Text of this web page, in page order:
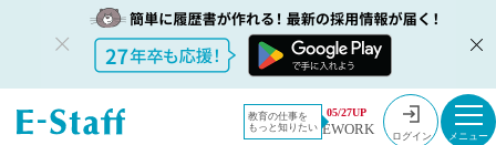
教育の仕事を
もっと知りたい
05/27UP
EWORK ログイン
教員採用情
報のイー・
採用情報
数学 私立高等学校の非常勤講師 即日採用